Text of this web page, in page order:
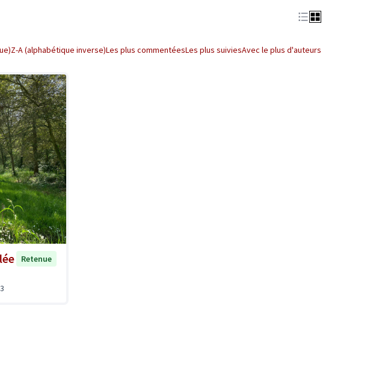
Z-A (alphabétique inverse)Les plus commentéesLes plus suiviesAvec le plus d'auteurs
Retenue
3